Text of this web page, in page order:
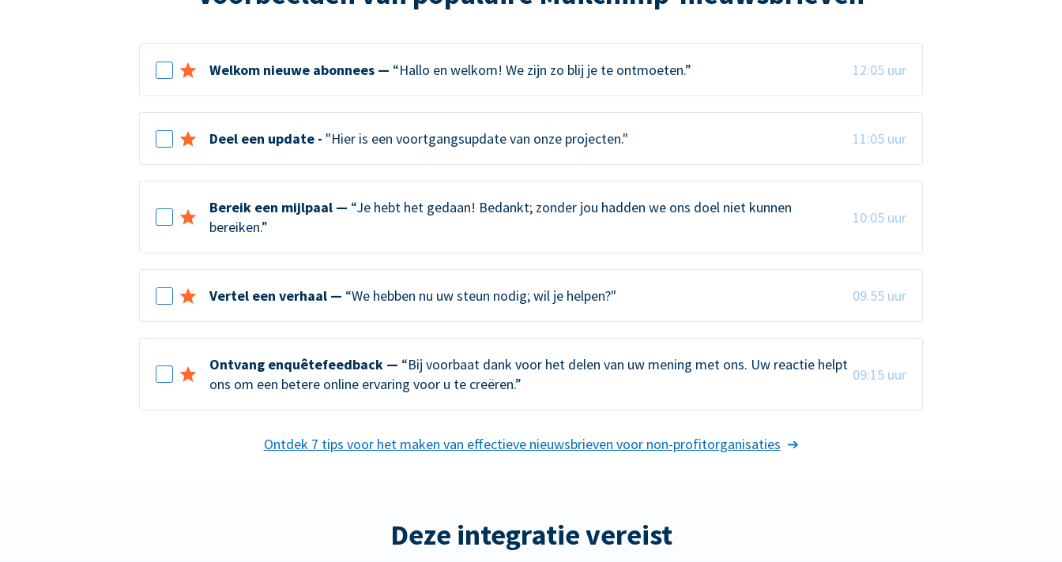
Welkom nieuwe abonnees — “Hallo en welkom! We zijn zo blij je te ontmoeten.” 12:05 uur
Deel een update - "Hier is een voortgangsupdate van onze projecten." 11:05 uur
Bereik een mijlpaal — “Je hebt het gedaan! Bedankt; zonder jou hadden we ons doel niet kunnen
bereiken.”
10:05 uur
Vertel een verhaal — “We hebben nu uw steun nodig; wil je helpen?" 09.55 uur
Ontvang enquêtefeedback — “Bij voorbaat dank voor het delen van uw mening met ons. Uw reactie helpt
ons om een betere online ervaring voor u te creëren.”
09:15 uur
Ontdek 7 tips voor het maken van effectieve nieuwsbrieven voor non-profitorganisaties
Deze integratie vereist